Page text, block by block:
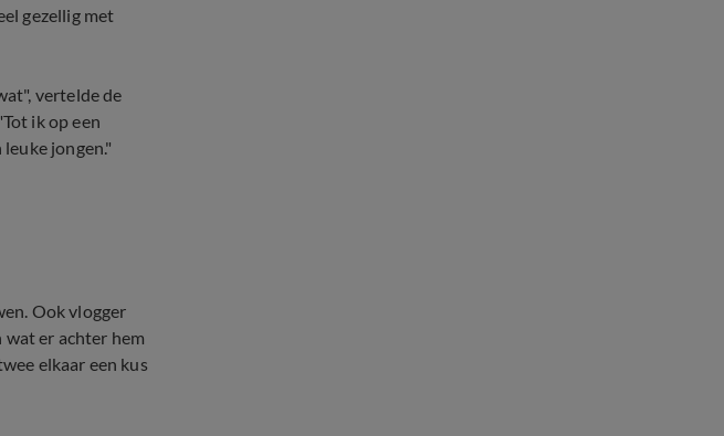
gezellig met
vertelde de
ik op een
jongen."
Ook vlogger
wat er achter hem
elkaar een kus